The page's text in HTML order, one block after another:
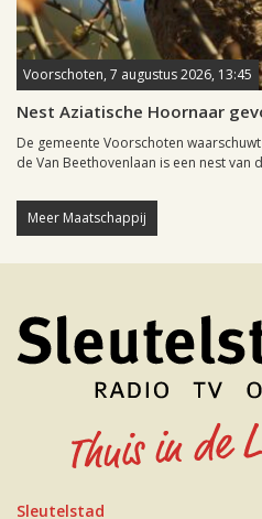
Voorschoten, 7 augustus 2026, 13:45
Nest Aziatische Hoornaar
De gemeente Voorschoten
de Van Beethovenlaan is een nest van
Meer Maatschappij
Sleutelstad